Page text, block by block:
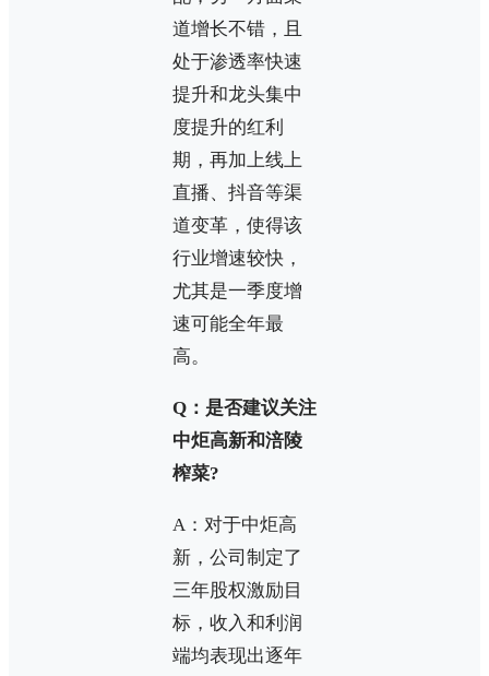
道增长不错，且
处于渗透率快速
提升和龙头集中
度提升的红利
期，再加上线上
直播、抖音等渠
道变革，使得该
行业增速较快，
尤其是一季度增
速可能全年最
高。
Q：是否建议关注
中炬高新和涪陵
榨菜?
A：对于中炬高
新，公司制定了
三年股权激励目
标，收入和利润
端均表现出逐年